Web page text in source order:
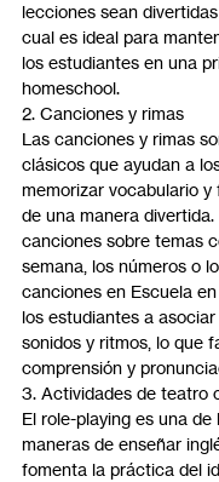
lecciones sean
cual es ideal para
los estudiantes en una
homeschool.
2. Canciones y rimas
Las canciones y rimas
clásicos que ayudan a
memorizar vocabulario y
de una manera
canciones sobre temas
semana, los números o
canciones en Escuela
los estudiantes a
sonidos y ritmos, lo que
comprensión y
3. Actividades de teatro
El role-playing es una de
maneras de enseñar
fomenta la práctica del